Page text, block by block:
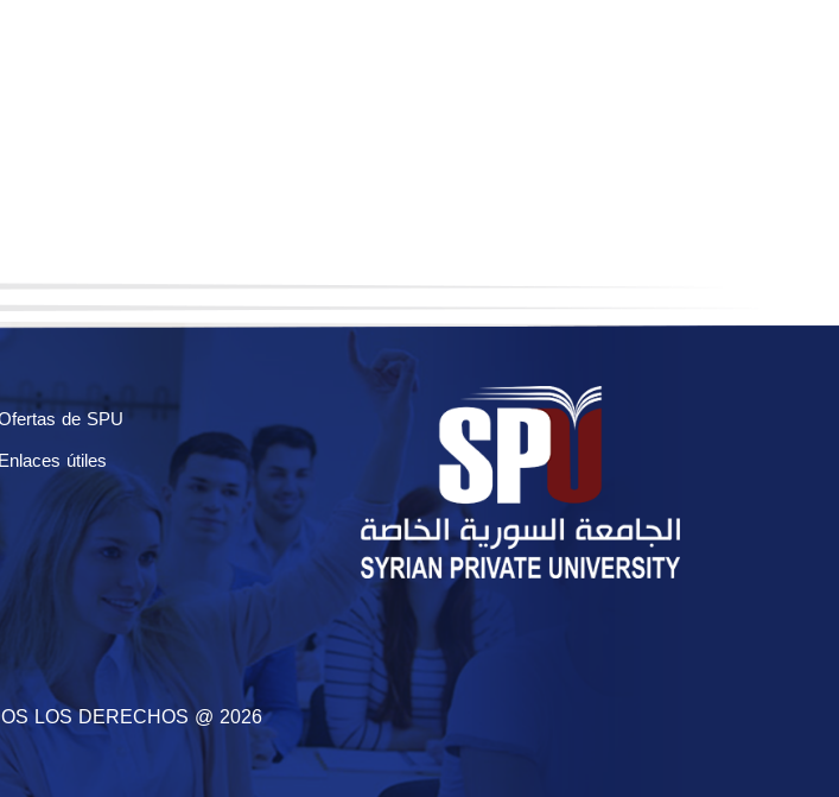
de SPU
Enlaces útiles
LOS DERECHOS @ 2026